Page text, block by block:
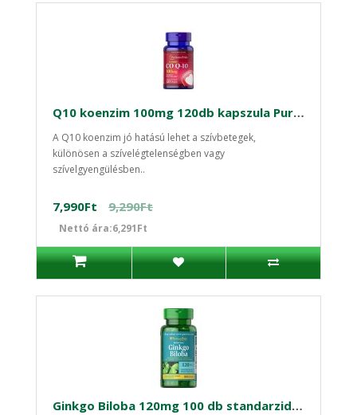
Q10 koenzim 100mg 120db kapszula Puritan's
A Q10 koenzim jó hatású lehet a szívbetegek,
különösen a szívelégtelenségben vagy
szívelgyengülésben..
7,990Ft 9,290Ft
Nettó ára:6,291Ft
Ginkgo Biloba 120mg 100 db standarzidált kapszula